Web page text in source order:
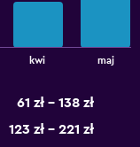
kwi maj
61 zł - 138 zł
123 zł - 221 zł